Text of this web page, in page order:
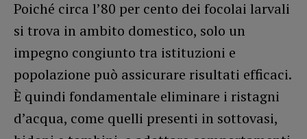
Poiché circa l’80 per cento dei focolai larvali
si trova in ambito domestico, solo un
impegno congiunto tra istituzioni e
popolazione può assicurare risultati efficaci.
È quindi fondamentale eliminare i ristagni
d’acqua, come quelli presenti in sottovasi,